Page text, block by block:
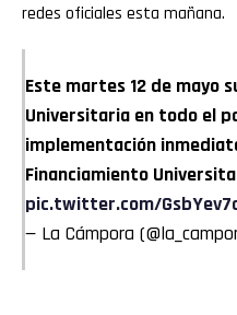
redes oficiales esta mañana.
Este martes 12 de mayo
Universitaria en todo el
implementación
Financiamiento
pic.twitter.com/
— La Cámpora